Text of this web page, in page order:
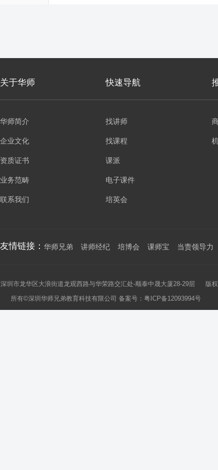
关于华师 快速导航
华师简介
企业文化
资质证书
业务范畴
联系我们
找讲师
找课程
课派
电子课件
培英会
友情链接： 华师兄弟 讲师经纪 培博会 课师宝 当责领导力
深圳市龙华区大浪街道龙观西路与华荣路交汇处-顺泰中晟大厦28-29层 版权
所有©深圳华师兄弟教育科技有限公司 备案号： 粤ICP备12093994号